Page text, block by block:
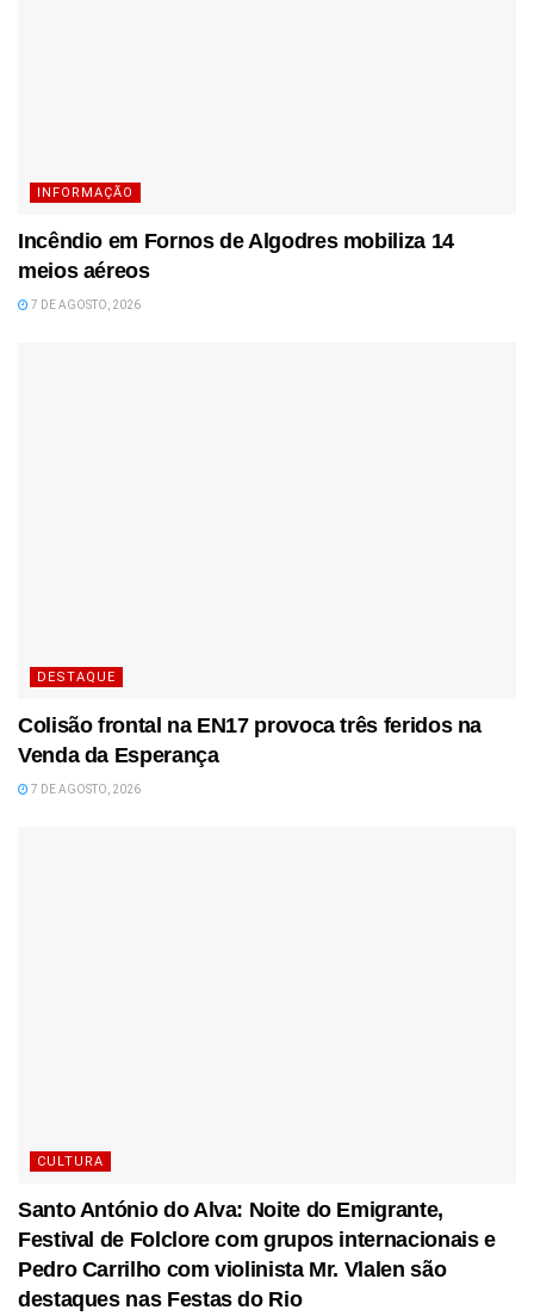
INFORMAÇÃO
Incêndio em Fornos de Algodres mobiliza 14
meios aéreos
7 DE AGOSTO, 2026
DESTAQUE
Colisão frontal na EN17 provoca três feridos na
Venda da Esperança
7 DE AGOSTO, 2026
CULTURA
Santo António do Alva: Noite do Emigrante,
Festival de Folclore com grupos internacionais e
Pedro Carrilho com violinista Mr. Vlalen são
destaques nas Festas do Rio